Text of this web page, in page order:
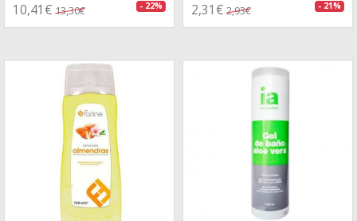
10,41€ 13,30€ - 22% 2,31€ 2,93€ - 21%